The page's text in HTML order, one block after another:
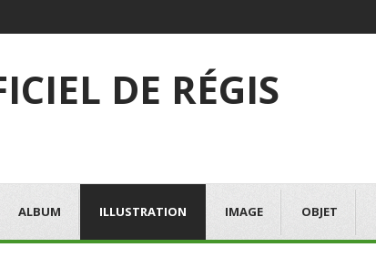
DE RÉGIS
ALBUM ILLUSTRATION IMAGE OBJET